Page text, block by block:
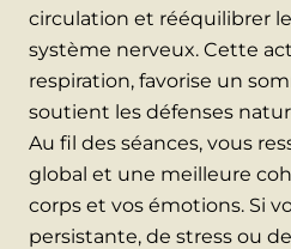
circulation et rééquilibrer
système nerveux. Cette
respiration, favorise un
soutient les défenses
Au fil des séances, vous
global et une meilleure
corps et vos émotions. Si
persistante, de stress ou